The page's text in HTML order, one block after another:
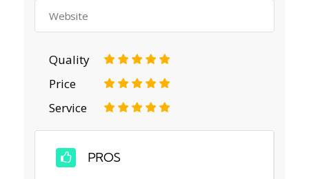
Quality 5
4
3
2
Price 5
4
3
2
Service 5
4
3
2
PROS